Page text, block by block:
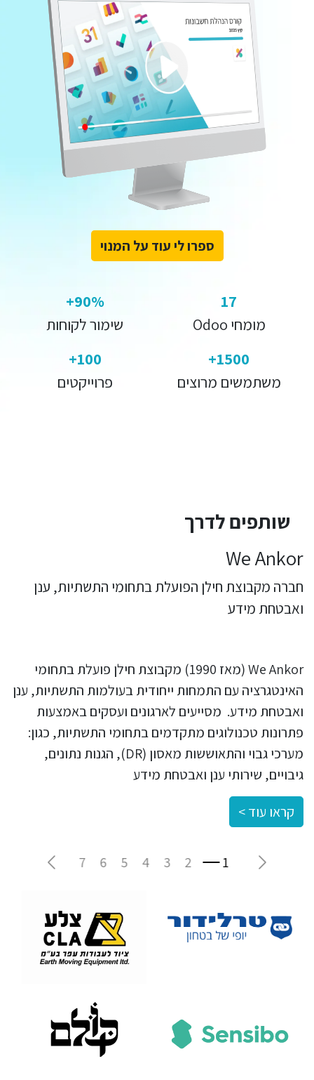
ספרו לי עוד על ה​​מנוי
17
מומחי Odoo
90%+
שימור לקוחות
1500+
משתמשים מרוצים
100+
פרוייקטים
שותפים לדרך
We Ankor (מאז 1990) מקבוצת חילן פועלת בתחומי
האינטגרציה עם התמחות ייחודית בעולמות התשתיות, ענן
ואבטחת מידע. מסייעים לארגונים ועסקים באמצעות
פתרונות טכנולוגים מתקדמים בתחומי התשתיות, כגון:
מערכי גבוי והתאוששות מאסון (DR), הגנות נתונים,
גיבויים, שירותי ענן ואבטחת מידע
קראו עוד >
We Ankor
חברה מקבוצת חילן הפועלת בתחומי התשתיות, ענן
ואבטחת מידע
Previous
Next